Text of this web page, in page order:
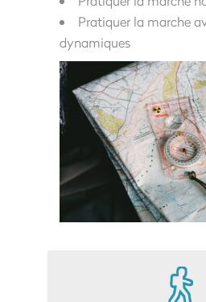
Pratiquer la marche
dynamiques